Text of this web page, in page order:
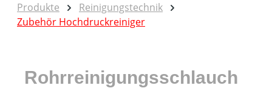
Produkte
Reinigungstechnik
Zubehör Hochdruckreiniger
Rohrreinigungsschlauch